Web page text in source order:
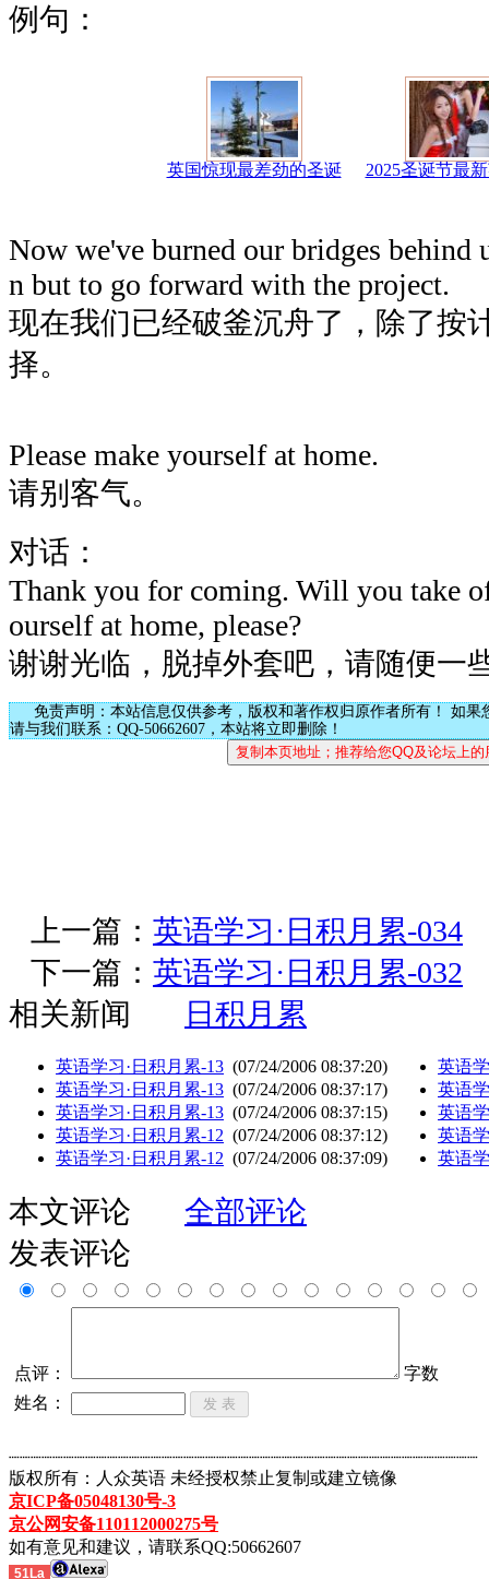
例句：
英国惊现最差劲的圣诞 2025圣诞节最
Now we've burned our bridges behind
n but to go forward with the project.
现在我们已经破釜沉舟了，除了按
择。
Please make yourself at home.
请别客气。
对话：
Thank you for coming. Will you take
ourself at home, please?
谢谢光临，脱掉外套吧，请随便一
免责声明：本站信息仅供参考，版权和著作权归原作者所有！ 如果
请与我们联系：QQ-50662607，本站将立即删除！
上一篇： 英语学习·日积月累-034
下一篇： 英语学习·日积月累-032
相关新闻
日积月累
英语学习·日积月累-13 (07/24/2006 08:37:20)
英语学习·日积月累-13 (07/24/2006 08:37:17)
英语学习·日积月累-13 (07/24/2006 08:37:15)
英语学习·日积月累-12 (07/24/2006 08:37:12)
英语学习·日积月累-12 (07/24/2006 08:37:09)
英语
英语
英语
英语
英语
本文评论
全部评论
发表评论
点评：
字数
姓名：
┈┈┈┈┈┈┈┈┈┈┈┈┈┈┈┈┈┈┈┈┈┈┈┈┈┈┈┈┈┈┈┈┈┈┈┈┈┈┈┈┈┈┈
版权所有：人众英语 未经授权禁止复制或建立镜像
京ICP备05048130号-3
京公网安备110112000275号
如有意见和建议，请联系QQ:50662607
51La